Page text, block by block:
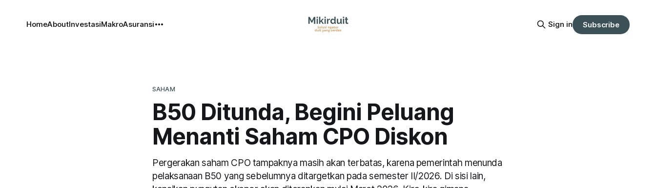
HomeAboutInvestasiMakroAsuransi Sign in Subscribe
SAHAM
B50 Ditunda, Begini Peluang
Menanti Saham CPO Diskon
Pergerakan saham CPO tampaknya masih akan terbatas, karena pemerintah menunda
pelaksanaan B50 yang sebelumnya ditargetkan pada semester II/2026. Di sisi lain,